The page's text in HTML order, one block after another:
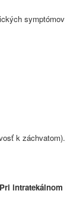
symptómov
k záchvatom).
intratekálnom